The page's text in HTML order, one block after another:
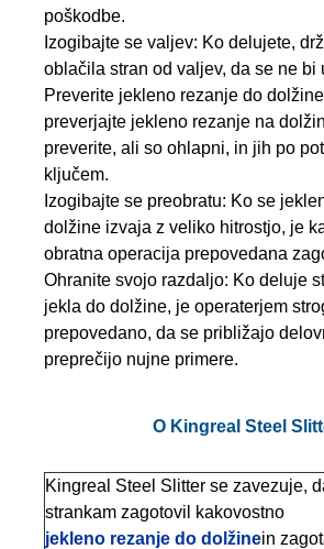
poškodbe.
Izogibajte se valjev: Ko delujete,
oblačila stran od valjev, da se ne bi
Preverite jekleno rezanje do
preverjajte jekleno rezanje na
preverite, ali so ohlapni, in jih po
ključem.
Izogibajte se preobratu: Ko se
dolžine izvaja z veliko hitrostjo, je
obratna operacija prepovedana
Ohranite svojo razdaljo: Ko deluje
jekla do dolžine, je operaterjem
prepovedano, da se približajo
preprečijo nujne primere.
O Kingreal Steel
Kingreal Steel Slitter se zavezuje,
strankam zagotovil kakovostno
jekleno rezanje do dolžinein